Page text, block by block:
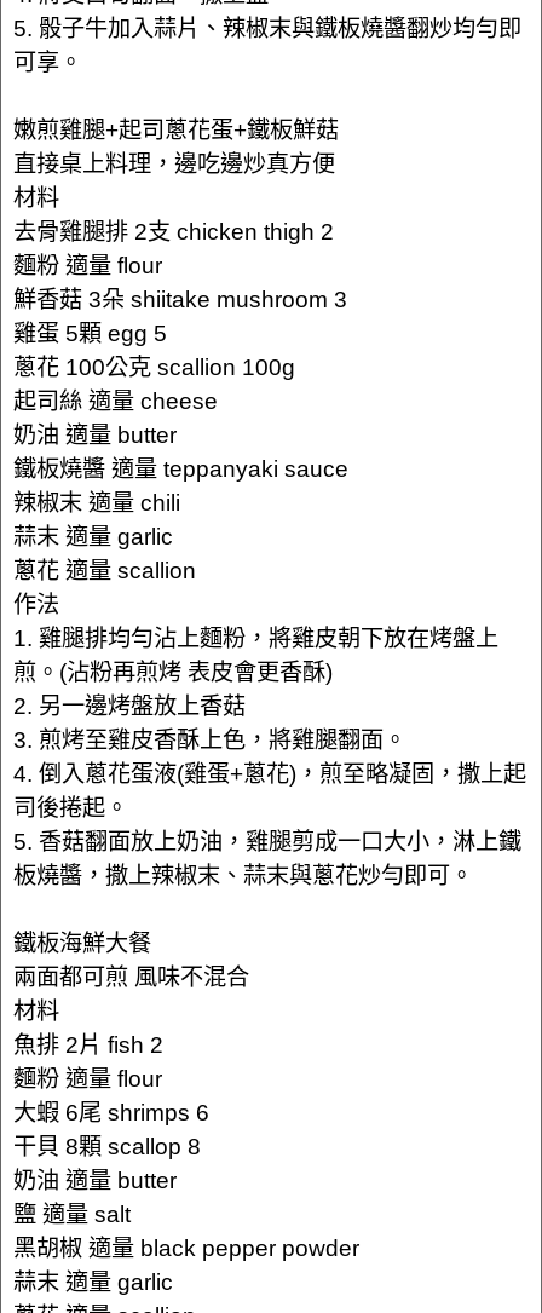
5. 骰子牛加入蒜片、辣椒末與鐵板燒醬翻炒均勻即
可享。
嫩煎雞腿+起司蔥花蛋+鐵板鮮菇
直接桌上料理，邊吃邊炒真方便
材料
去骨雞腿排 2支 chicken thigh 2
麵粉 適量 flour
鮮香菇 3朵 shiitake mushroom 3
雞蛋 5顆 egg 5
蔥花 100公克 scallion 100g
起司絲 適量 cheese
奶油 適量 butter
鐵板燒醬 適量 teppanyaki sauce
辣椒末 適量 chili
蒜末 適量 garlic
蔥花 適量 scallion
作法
1. 雞腿排均勻沾上麵粉，將雞皮朝下放在烤盤上
煎。(沾粉再煎烤 表皮會更香酥)
2. 另一邊烤盤放上香菇
3. 煎烤至雞皮香酥上色，將雞腿翻面。
4. 倒入蔥花蛋液(雞蛋+蔥花)，煎至略凝固，撒上起
司後捲起。
5. 香菇翻面放上奶油，雞腿剪成一口大小，淋上鐵
板燒醬，撒上辣椒末、蒜末與蔥花炒勻即可。
鐵板海鮮大餐
兩面都可煎 風味不混合
材料
魚排 2片 fish 2
麵粉 適量 flour
大蝦 6尾 shrimps 6
干貝 8顆 scallop 8
奶油 適量 butter
鹽 適量 salt
黑胡椒 適量 black pepper powder
蒜末 適量 garlic